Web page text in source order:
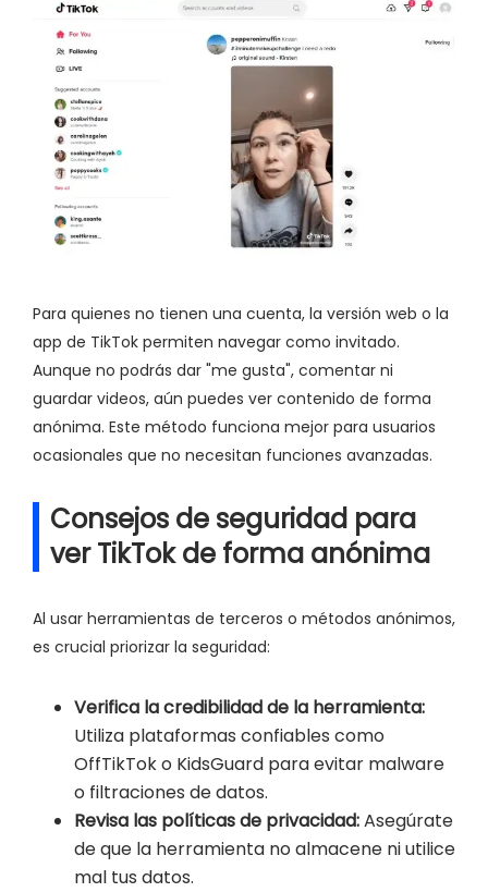
Para quienes no tienen una cuenta, la versión web o la
app de TikTok permiten navegar como invitado.
Aunque no podrás dar "me gusta", comentar ni
guardar videos, aún puedes ver contenido de forma
anónima. Este método funciona mejor para usuarios
ocasionales que no necesitan funciones avanzadas.
Consejos de seguridad para
ver TikTok de forma anónima
Al usar herramientas de terceros o métodos anónimos,
es crucial priorizar la seguridad:
Verifica la credibilidad de la herramienta:
Utiliza plataformas confiables como
OffTikTok o KidsGuard para evitar malware
o filtraciones de datos.
Revisa las políticas de privacidad:Asegúrate
de que la herramienta no almacene ni utilice
mal tus datos.